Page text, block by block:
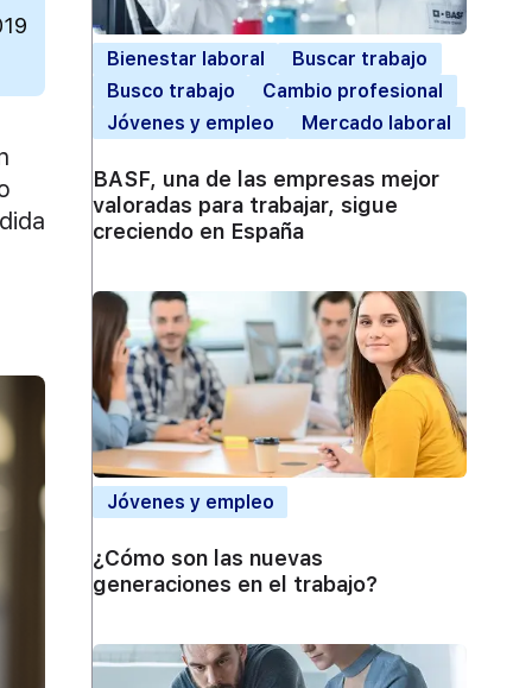
Bienestar laboral
Buscar trabajo
Busco trabajo
Cambio profesional
Jóvenes y empleo
Mercado laboral
BASF, una de las empresas mejor
valoradas para trabajar, sigue
creciendo en España
Jóvenes y empleo
¿Cómo son las nuevas
generaciones en el trabajo?